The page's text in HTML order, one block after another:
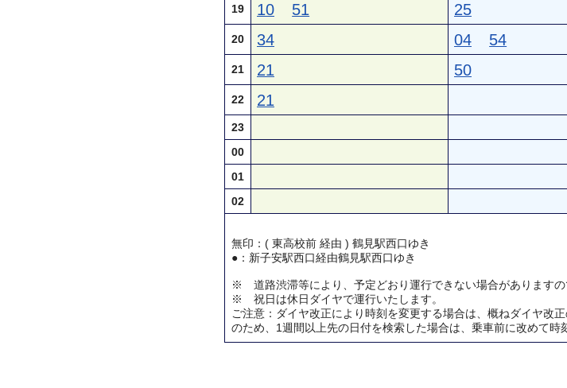
19 10 51 25
20 34 04 54
21 21 50
22 21
23
00
01
02
無印：( 東高校前 経由 ) 鶴見駅西口ゆき
●：新子安駅西口経由鶴見駅西口ゆき
※ 道路渋滞等により、予定どおり運行できない場合がありますの
※ 祝日は休日ダイヤで運行いたします。
ご注意：ダイヤ改正により時刻を変更する場合は、概ねダイヤ改
のため、1週間以上先の日付を検索した場合は、乗車前に改めて時